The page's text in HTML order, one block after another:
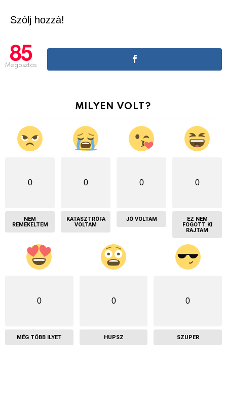
Szólj hozzá!
85
Megosztás
MILYEN VOLT?
0
NEM
REMEKELTEM
0
KATASZTRÓFA
VOLTAM
0
JÓ VOLTAM
0
EZ NEM
FOGOTT KI
RAJTAM
0
MÉG TÖBB ILYET
0
HUPSZ
0
SZUPER